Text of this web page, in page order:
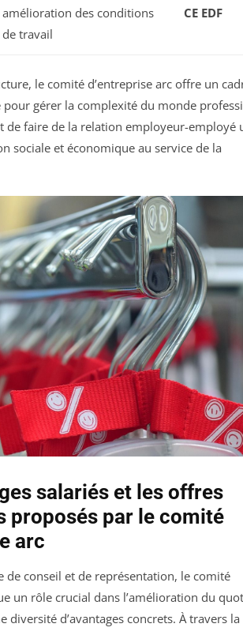
amélioration des conditions
de travail
CE EDF
le comité d’entreprise arc offre un
pour gérer la complexité du monde
de faire de la relation employeur-employé
sociale et économique au service de la
salariés et les offres
proposés par le comité
arc
de conseil et de représentation, le comité
un rôle crucial dans l’amélioration du
diversité d’avantages concrets. À travers